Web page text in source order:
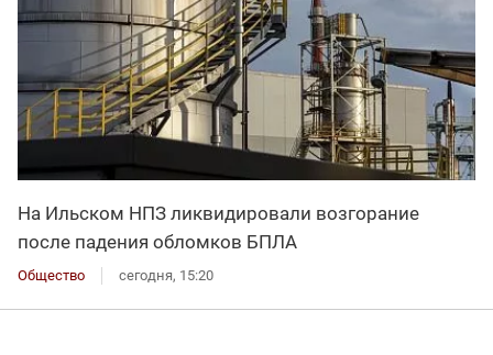
На Ильском НПЗ ликвидировали возгорание
после падения обломков БПЛА
Общество сегодня, 15:20